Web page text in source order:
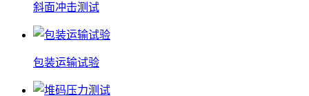
斜面冲击测试
包装运输试验